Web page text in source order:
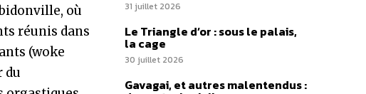
où
réunis dans
(woke
du
31 juillet 2026
Le Triangle d’or : sous le palais,
la cage
30 juillet 2026
Gavagai, et autres malentendus :